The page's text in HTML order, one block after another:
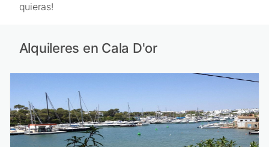
quieras!
Alquileres en Cala D'or